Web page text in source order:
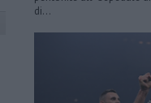
di...